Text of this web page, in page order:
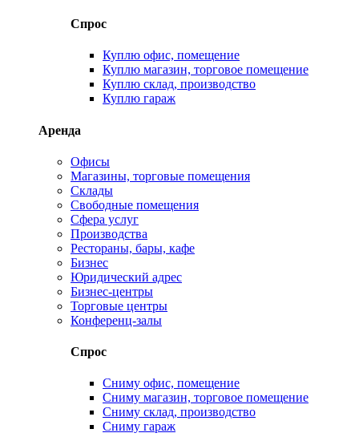
Спрос
Куплю офис, помещение
Куплю магазин, торговое помещение
Куплю склад, производство
Куплю гараж
Аренда
Офисы
Магазины, торговые помещения
Склады
Свободные помещения
Сфера услуг
Производства
Рестораны, бары, кафе
Бизнес
Юридический адрес
Бизнес-центры
Торговые центры
Конференц-залы
Спрос
Сниму офис, помещение
Сниму магазин, торговое помещение
Сниму склад, производство
Сниму гараж